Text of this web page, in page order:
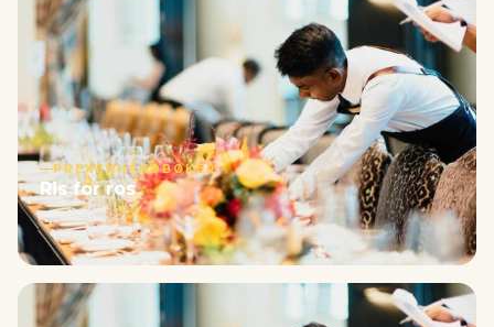
PREKENHÅNDBØKER
Ris for ros